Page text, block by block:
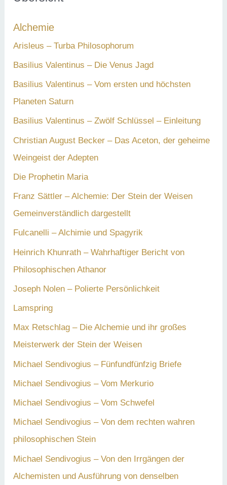
n
a
c
h
:
Alchemie
Arisleus – Turba Philosophorum
Basilius Valentinus – Die Venus Jagd
Basilius Valentinus – Vom ersten und höchsten
Planeten Saturn
Basilius Valentinus – Zwölf Schlüssel – Einleitung
Christian August Becker – Das Aceton, der geheime
Weingeist der Adepten
Die Prophetin Maria
Franz Sättler – Alchemie: Der Stein der Weisen
Gemeinverständlich dargestellt
Fulcanelli – Alchimie und Spagyrik
Heinrich Khunrath – Wahrhaftiger Bericht von
Philosophischen Athanor
Joseph Nolen – Polierte Persönlichkeit
Lamspring
Max Retschlag – Die Alchemie und ihr großes
Meisterwerk der Stein der Weisen
Michael Sendivogius – Fünfundfünfzig Briefe
Michael Sendivogius – Vom Merkurio
Michael Sendivogius – Vom Schwefel
Michael Sendivogius – Von dem rechten wahren
philosophischen Stein
Michael Sendivogius – Von den Irrgängen der
Alchemisten und Ausführung von denselben